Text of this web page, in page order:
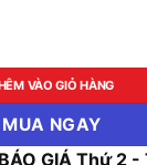
Dewalt
VÀO GIỎ HÀNG
MUA NGAY
GIÁ Thứ 2